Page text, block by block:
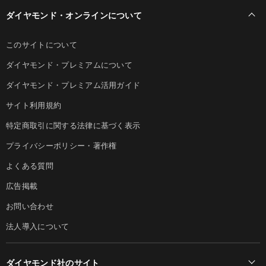
ダイヤモンド・オンラインについて
このサイトについて
ダイヤモンド・プレミアムについて
ダイヤモンド・プレミアム活用ガイド
サイト利用規約
特定商取引に関する法律に基づく表示
プライバシーポリシー・著作権
よくある質問
広告掲載
お問い合わせ
法人導入について
ダイヤモンド社のサイト